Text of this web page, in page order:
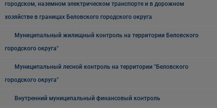
городском, наземном электрическом транспорте и в дорожном
хозяйстве в границах Беловского городского округа
Муниципальный жилищный контроль на территории Беловского
городского округа"
Муниципальный лесной контроль на территории "Беловского
городского округа"
Внутренний муниципальный финансовый контроль